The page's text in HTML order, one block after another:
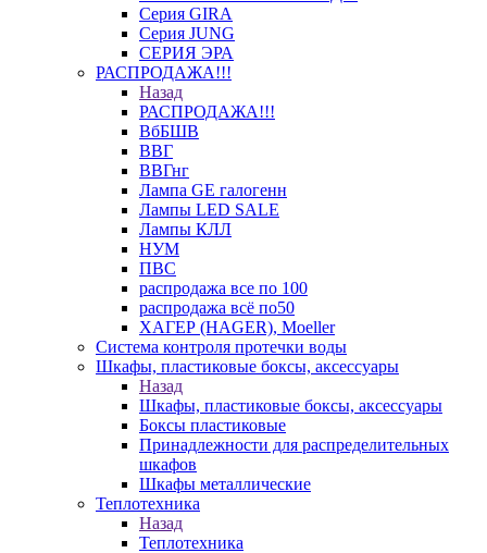
Серия GIRA
Серия JUNG
СЕРИЯ ЭРА
РАСПРОДАЖА!!!
Назад
РАСПРОДАЖА!!!
ВбБШВ
ВВГ
ВВГнг
Лампа GE галогенн
Лампы LED SALE
Лампы КЛЛ
НУМ
ПВС
распродажа все по 100
распродажа всё по50
ХАГЕР (HAGER), Moeller
Система контроля протечки воды
Шкафы, пластиковые боксы, аксессуары
Назад
Шкафы, пластиковые боксы, аксессуары
Боксы пластиковые
Принадлежности для распределительных
шкафов
Шкафы металлические
Теплотехника
Назад
Теплотехника